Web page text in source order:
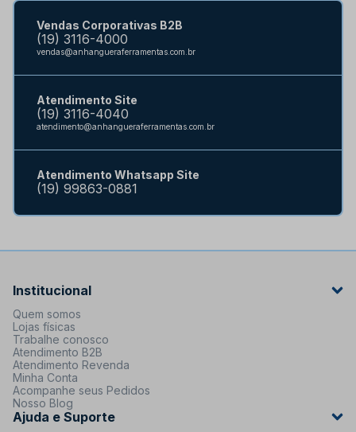
Vendas Corporativas B2B
(19) 3116-4000
vendas@anhangueraferramentas.com.br
Atendimento Site
(19) 3116-4040
atendimento@anhangueraferramentas.com.br
Atendimento Whatsapp Site
(19) 99863-0881
Institucional
Quem somos
Lojas físicas
Trabalhe conosco
Atendimento B2B
Atendimento Revenda
Minha Conta
Acompanhe seus Pedidos
Nosso Blog
Ajuda e Suporte